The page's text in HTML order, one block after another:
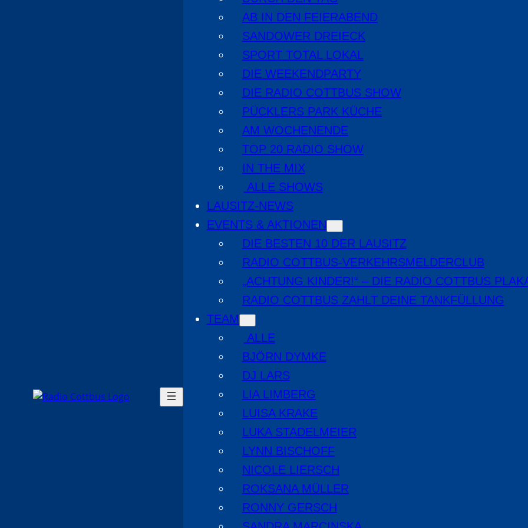
AB IN DEN FEIERABEND
SANDOWER DREIECK
SPORT TOTAL LOKAL
DIE WEEKENDPARTY
DIE RADIO COTTBUS SHOW
PÜCKLERS PARK KÜCHE
AM WOCHENENDE
TOP 20 RADIO SHOW
IN THE MIX
ALLE SHOWS
LAUSITZ-NEWS
EVENTS & AKTIONEN
DIE BESTEN 10 DER LAUSITZ
RADIO COTTBUS-VERKEHRSMELDERCLUB
„ACHTUNG KINDER!“ – DIE RADIO COTTBUS
RADIO COTTBUS ZAHLT DEINE TANKFÜLLUNG
TEAM
ALLE
BJÖRN DYMKE
DJ LARS
LIA LIMBERG
LUISA KRAKE
LUKA STADELMEIER
LYNN BISCHOFF
NICOLE LIERSCH
ROKSANA MÜLLER
RONNY GERSCH